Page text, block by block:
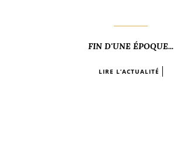
FIN D'UNE ÉPOQUE...
LIRE L’ACTUALITÉ